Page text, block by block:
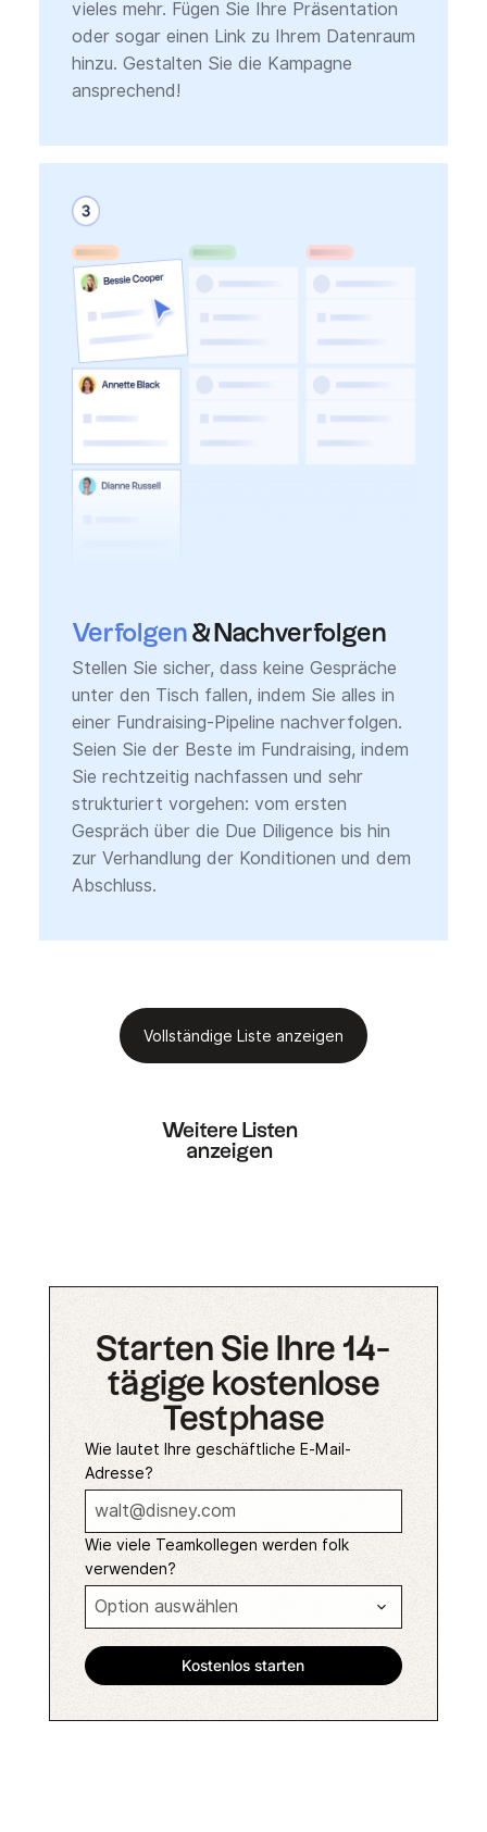
vieles mehr. Fügen Sie Ihre Präsentation
oder sogar einen Link zu Ihrem Datenraum
hinzu. Gestalten Sie die Kampagne
ansprechend!
Verfolgen & Nachverfolgen
Stellen Sie sicher, dass keine Gespräche
unter den Tisch fallen, indem Sie alles in
einer Fundraising-Pipeline nachverfolgen.
Seien Sie der Beste im Fundraising, indem
Sie rechtzeitig nachfassen und sehr
strukturiert vorgehen: vom ersten
Gespräch über die Due Diligence bis hin
zur Verhandlung der Konditionen und dem
Abschluss.
Vollständige Liste anzeigen
Weitere Listen
anzeigen
Starten Sie Ihre 14-
tägige kostenlose
Testphase
Wie lautet Ihre geschäftliche E-Mail-
Adresse?
Wie viele Teamkollegen werden folk
verwenden?